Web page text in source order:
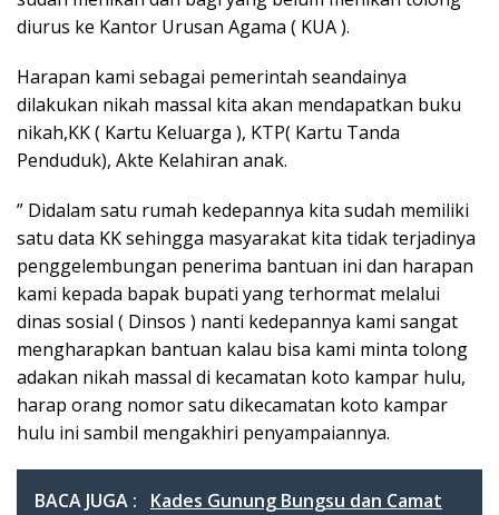
diurus ke Kantor Urusan Agama ( KUA ).
Harapan kami sebagai pemerintah seandainya
dilakukan nikah massal kita akan mendapatkan buku
nikah,KK ( Kartu Keluarga ), KTP( Kartu Tanda
Penduduk), Akte Kelahiran anak.
” Didalam satu rumah kedepannya kita sudah memiliki
satu data KK sehingga masyarakat kita tidak terjadinya
penggelembungan penerima bantuan ini dan harapan
kami kepada bapak bupati yang terhormat melalui
dinas sosial ( Dinsos ) nanti kedepannya kami sangat
mengharapkan bantuan kalau bisa kami minta tolong
adakan nikah massal di kecamatan koto kampar hulu,
harap orang nomor satu dikecamatan koto kampar
hulu ini sambil mengakhiri penyampaiannya.
BACA JUGA :
Kades Gunung Bungsu dan Camat